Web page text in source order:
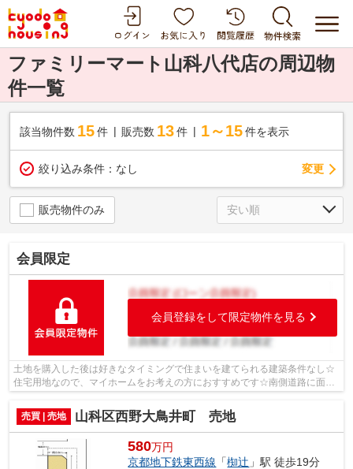
ファミリーマート山科八代店の周辺物
件一覧
該当物件数 15件 販売数 13 件 1～15 件を表示
絞り込み条件： なし 変更
販売物件のみ
会員限定
会員登録をして限定物件を見る
土地を購入した後は好きなタイミングで住まいを建てられる建築条件なし☆
住宅用地なので、マイホームをお考えの方におすすめです☆南側道路に面し
ているため、日当たりを確保する事がで...
売買 | 売地
山科区西野大鳥井町 売地
580万円
京都地下鉄東西線 「椥辻 」駅 徒歩19分